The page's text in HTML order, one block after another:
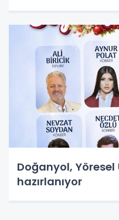
Doğanyol,
hazırlanıyor